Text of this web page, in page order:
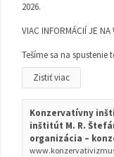
2026.
VIAC INFORMÁCIÍ JE NA
Tešíme sa na spustenie
Zistiť viac
Konzervatívny
inštitút M. R.
organizácia –